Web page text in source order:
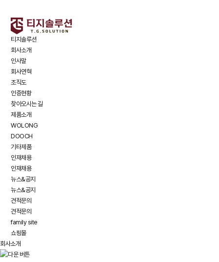
티지솔루션
회사소개
인사말
회사연혁
조직도
인증현황
찾아오시는 길
제품소개
WOLONG
DOOCH
기타제품
인재채용
인재채용
뉴스&공지
뉴스&공지
견적문의
견적문의
family site
쇼핑몰
회사소개